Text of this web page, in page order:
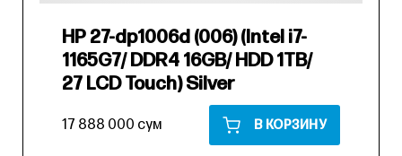
HP 27-dp1006d (006) (Intel i7-
1165G7/ DDR4 16GB/ HDD 1TB/
27 LCD Touch) Silver
17 888 000 сум В КОРЗИНУ